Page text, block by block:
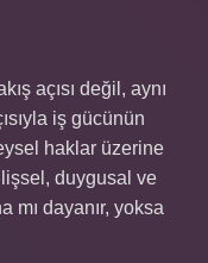
açısı değil, aynı
iş gücünün
haklar üzerine
duygusal ve
mı dayanır, yoksa